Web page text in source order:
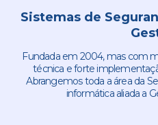
Sistemas de
Fundada em 2004, mas com
técnica e forte
Abrangemos toda a área da
informática aliada a